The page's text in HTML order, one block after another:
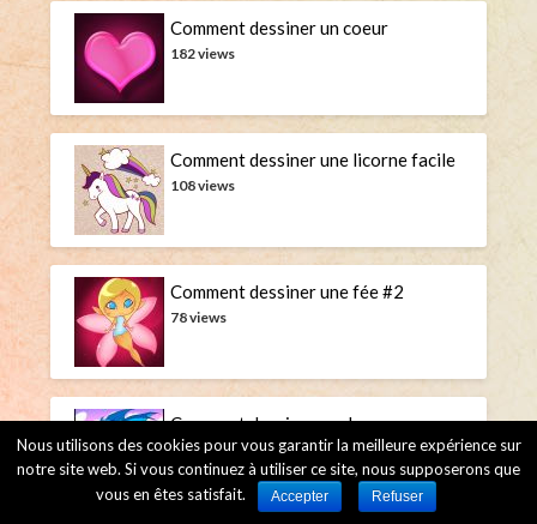
Comment dessiner un coeur
182 views
Comment dessiner une licorne facile
108 views
Comment dessiner une fée #2
78 views
Comment dessiner un dragon
71 views
Nous utilisons des cookies pour vous garantir la meilleure expérience sur
notre site web. Si vous continuez à utiliser ce site, nous supposerons que
vous en êtes satisfait.
Accepter Refuser